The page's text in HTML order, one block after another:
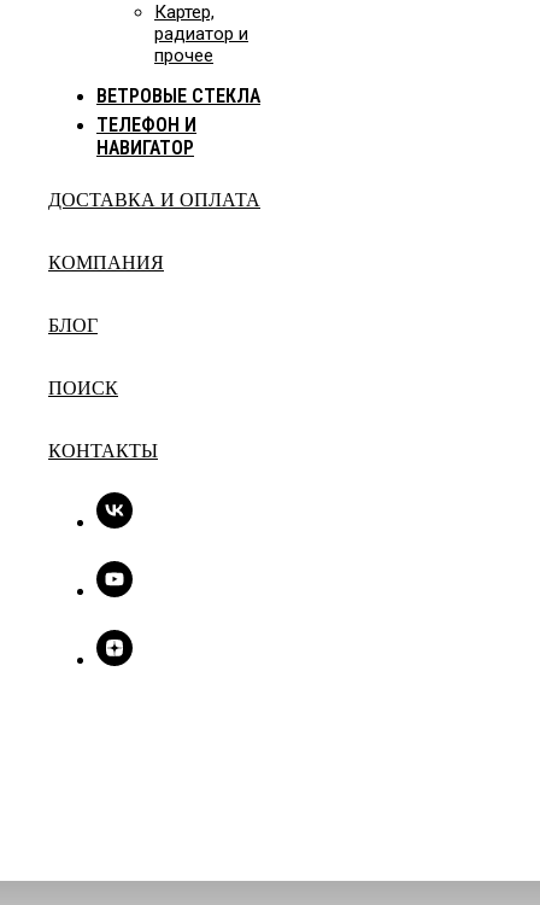
Картер,
радиатор и
прочее
ВЕТРОВЫЕ СТЕКЛА
ТЕЛЕФОН И
НАВИГАТОР
ДОСТАВКА И ОПЛАТА
КОМПАНИЯ
БЛОГ
ПОИСК
КОНТАКТЫ